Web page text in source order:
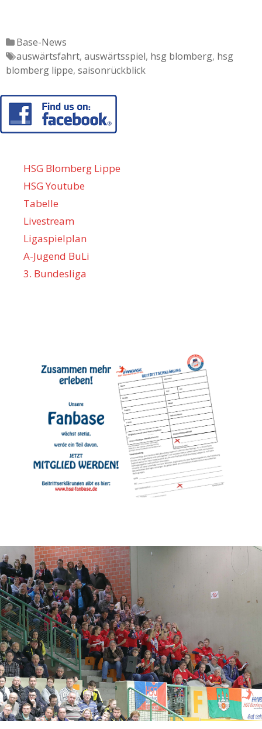
Katgeorien
Base-News
Tags
auswärtsfahrt, auswärtsspiel, hsg blomberg, hsg
blomberg lippe, saisonrückblick
HSG Blomberg Lippe
HSG Youtube
Tabelle
Livestream
Ligaspielplan
A-Jugend BuLi
3. Bundesliga